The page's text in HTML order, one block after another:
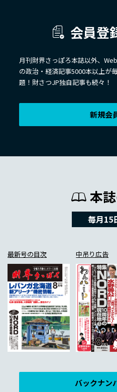
会員登
月刊財界さっぽろ本誌以外、
の政治・経済記事5000本以上が
題！財さつJP独自記事も続々！
新規会
本
毎月15
最新号の目次 中吊り広告
バックナン